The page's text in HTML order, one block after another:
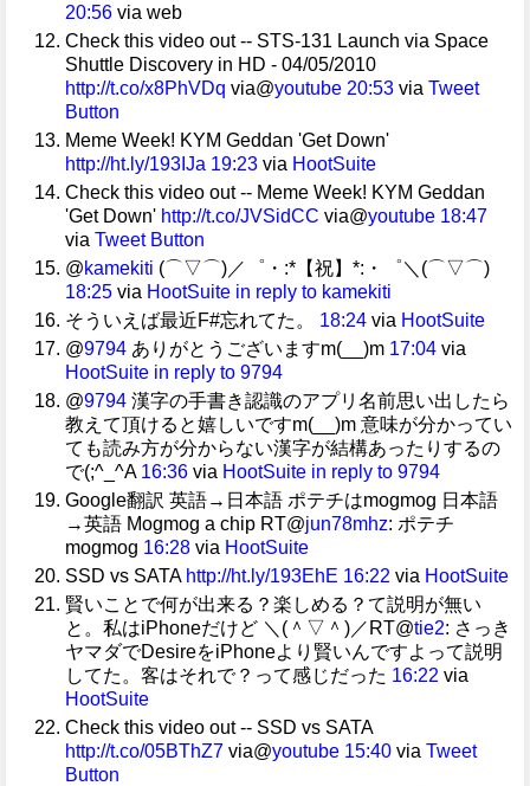
20:56 via web
Check this video out -- STS-131 Launch via Space
Shuttle Discovery in HD - 04/05/2010
http://t.co/x8PhVDq via@youtube 20:53 via Tweet
Button
Meme Week! KYM Geddan 'Get Down'
http://ht.ly/193IJa 19:23 via HootSuite
Check this video out -- Meme Week! KYM Geddan
'Get Down' http://t.co/JVSidCC via@youtube 18:47
via Tweet Button
@kamekiti (⌒▽⌒)／゜・:*【祝】*:・゜＼(⌒▽⌒)
18:25 via HootSuite in reply to kamekiti
そういえば最近F#忘れてた。
18:24 via HootSuite
@9794 ありがとうございますm(__)m 17:04 via
HootSuite in reply to 9794
@9794 漢字の手書き認識のアプリ名前思い出したら
教えて頂けると嬉しいですm(__)m 意味が分かってい
ても読み方が分からない漢字が結構あったりするの
で(;^_^A 16:36 via HootSuite in reply to 9794
Google翻訳 英語→日本語 ポテチはmogmog 日本語
→英語 Mogmog a chip RT@jun78mhz: ポテチ
mogmog 16:28 via HootSuite
SSD vs SATA http://ht.ly/193EhE 16:22 via HootSuite
賢いことで何が出来る？楽しめる？て説明が無い
と。私はiPhoneだけど ＼(＾▽＾)／RT@tie2: さっき
ヤマダでDesireをiPhoneより賢いんですよって説明
してた。客はそれで？って感じだった 16:22 via
HootSuite
Check this video out -- SSD vs SATA
http://t.co/05BThZ7 via@youtube 15:40 via Tweet
Button